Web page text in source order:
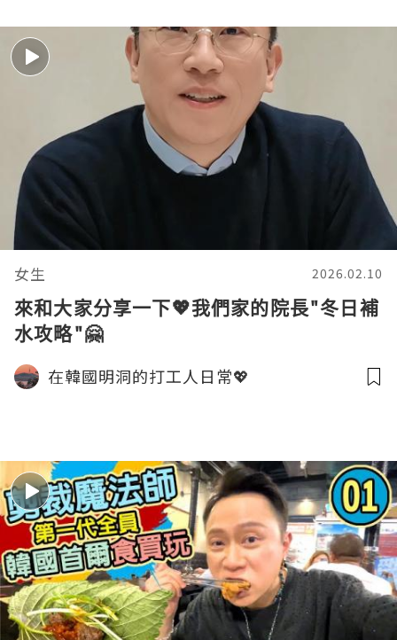
女生 2026.02.10
來和大家分享一下💖我們家的院長"冬日補
水攻略"🤗
在韓國明洞的打工人日常💖